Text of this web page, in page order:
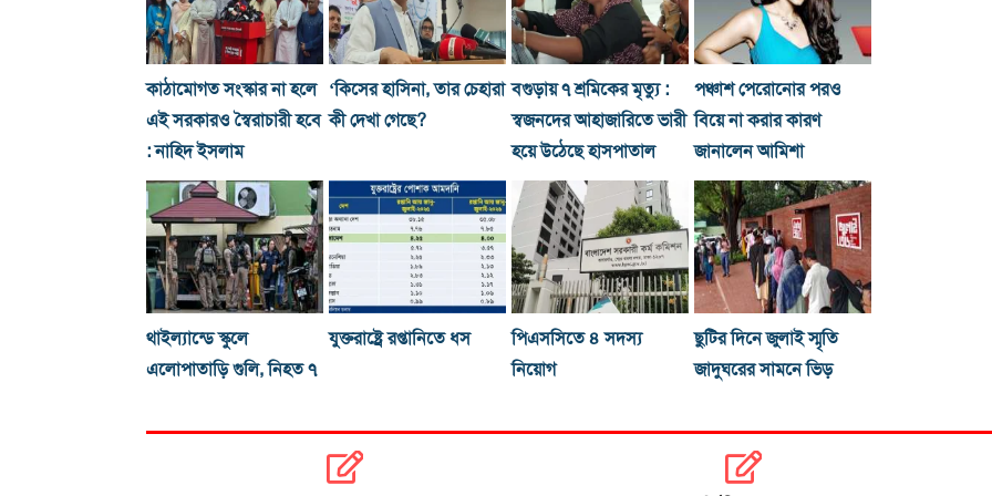
কাঠামোগত সংস্কার না হলে
এই সরকারও স্বৈরাচারী হবে
: নাহিদ ইসলাম
‘কিসের হাসিনা, তার চেহারা
কী দেখা গেছে?
বগুড়ায় ৭ শ্রমিকের মৃত্যু :
স্বজনদের আহাজারিতে ভারী
হয়ে উঠেছে হাসপাতাল
পঞ্চাশ পেরোনোর পরও
বিয়ে না করার কারণ
জানালেন আমিশা
থাইল্যান্ডে স্কুলে
এলোপাতাড়ি গুলি, নিহত ৭
যুক্তরাষ্ট্রে রপ্তানিতে ধস
পিএসসিতে ৪ সদস্য
নিয়োগ
ছুটির দিনে জুলাই স্মৃতি
জাদুঘরের সামনে ভিড়